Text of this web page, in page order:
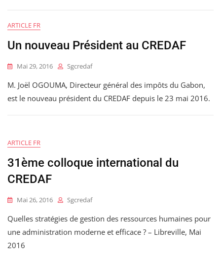
ARTICLE FR
Un nouveau Président au CREDAF
Mai 29, 2016 Sgcredaf
M. Joël OGOUMA, Directeur général des impôts du Gabon,
est le nouveau président du CREDAF depuis le 23 mai 2016.
ARTICLE FR
31ème colloque international du
CREDAF
Mai 26, 2016 Sgcredaf
Quelles stratégies de gestion des ressources humaines pour
une administration moderne et efficace ? – Libreville, Mai
2016